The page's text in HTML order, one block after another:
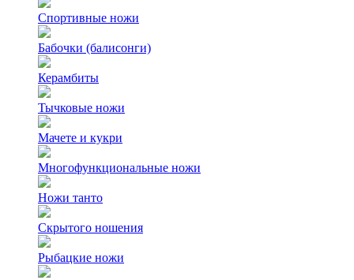
Спортивные ножи
Бабочки (балисонги)
Керамбиты
Тычковые ножи
Мачете и кукри
Многофункциональные ножи
Ножи танто
Скрытого ношения
Рыбацкие ножи